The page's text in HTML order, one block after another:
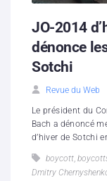
JO-2014
dénonce
Sotchi
Revue du Web
Le président du
Bach a dénoncé
d’hiver de Sotchi
boycott,
Dmitry